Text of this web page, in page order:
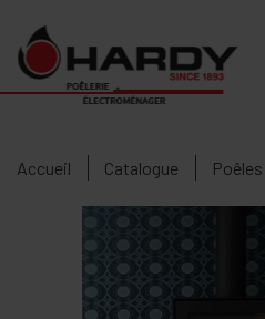
Accueil Catalogue